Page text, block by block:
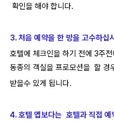
확인을 해야 합니다.
3. 처음 예약을 한 방을 고수하십
호텔에 체크인을 하기 전에 3주
동종의 객실을 프로모션을 할
받을수 있게 됩니다.
4. 호텔 앱보다는 호텔과 직접 예